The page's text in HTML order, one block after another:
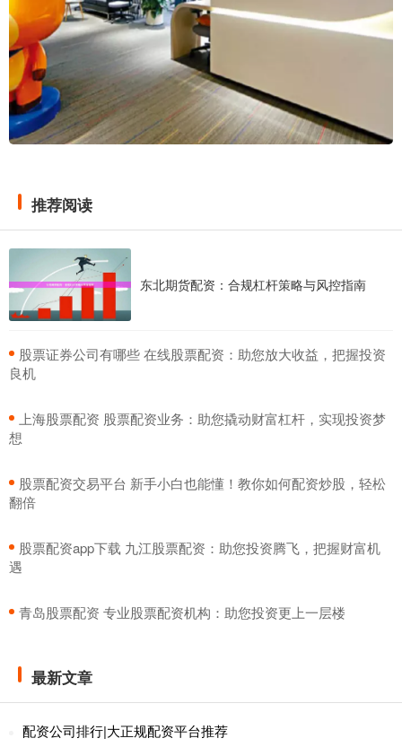
推荐阅读
东北期货配资：合规杠杆策略与风控指南
​股票证券公司有哪些 在线股票配资：助您放大收益，把握投资
良机
​上海股票配资 股票配资业务：助您撬动财富杠杆，实现投资梦
想
​股票配资交易平台 新手小白也能懂！教你如何配资炒股，轻松
翻倍
​股票配资app下载 九江股票配资：助您投资腾飞，把握财富机
遇
​青岛股票配资 专业股票配资机构：助您投资更上一层楼
最新文章
配资公司排行|大正规配资平台推荐